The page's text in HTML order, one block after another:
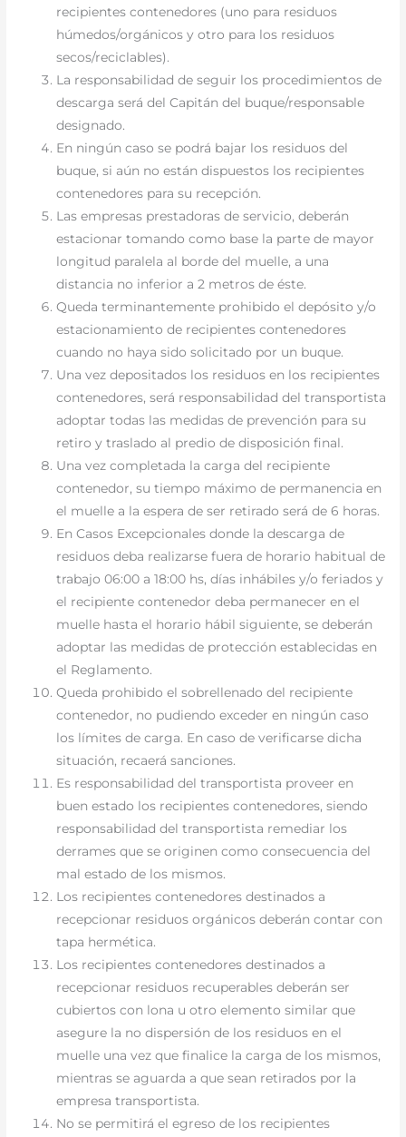
recipientes contenedores (uno para residuos
húmedos/orgánicos y otro para los residuos
secos/reciclables).
La responsabilidad de seguir los procedimientos de
descarga será del Capitán del buque/responsable
designado.
En ningún caso se podrá bajar los residuos del
buque, si aún no están dispuestos los recipientes
contenedores para su recepción.
Las empresas prestadoras de servicio, deberán
estacionar tomando como base la parte de mayor
longitud paralela al borde del muelle, a una
distancia no inferior a 2 metros de éste.
Queda terminantemente prohibido el depósito y/o
estacionamiento de recipientes contenedores
cuando no haya sido solicitado por un buque.
Una vez depositados los residuos en los recipientes
contenedores, será responsabilidad del transportista
adoptar todas las medidas de prevención para su
retiro y traslado al predio de disposición final.
Una vez completada la carga del recipiente
contenedor, su tiempo máximo de permanencia en
el muelle a la espera de ser retirado será de 6 horas.
En Casos Excepcionales donde la descarga de
residuos deba realizarse fuera de horario habitual de
trabajo 06:00 a 18:00 hs, días inhábiles y/o feriados y
el recipiente contenedor deba permanecer en el
muelle hasta el horario hábil siguiente, se deberán
adoptar las medidas de protección establecidas en
el Reglamento.
Queda prohibido el sobrellenado del recipiente
contenedor, no pudiendo exceder en ningún caso
los límites de carga. En caso de verificarse dicha
situación, recaerá sanciones.
Es responsabilidad del transportista proveer en
buen estado los recipientes contenedores, siendo
responsabilidad del transportista remediar los
derrames que se originen como consecuencia del
mal estado de los mismos.
Los recipientes contenedores destinados a
recepcionar residuos orgánicos deberán contar con
tapa hermética.
Los recipientes contenedores destinados a
recepcionar residuos recuperables deberán ser
cubiertos con lona u otro elemento similar que
asegure la no dispersión de los residuos en el
muelle una vez que finalice la carga de los mismos,
mientras se aguarda a que sean retirados por la
empresa transportista.
No se permitirá el egreso de los recipientes